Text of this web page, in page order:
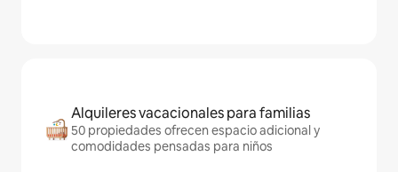
Alquileres vacacionales para familias
50 propiedades ofrecen espacio adicional y
comodidades pensadas para niños